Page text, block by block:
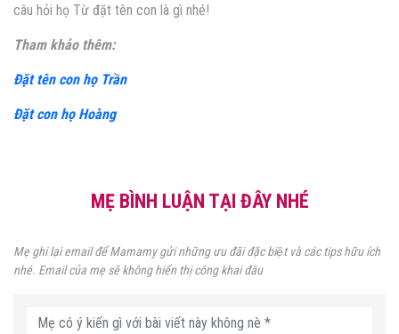
câu hỏi họ Từ đặt tên con là gì nhé!
Tham khảo thêm:
Đặt tên con họ Trần
Đặt con họ Hoàng
MẸ BÌNH LUẬN TẠI ĐÂY NHÉ
Mẹ ghi lại email để Mamamy gửi những ưu đãi đặc biệt và các tips hữu ích
nhé. Email của mẹ sẽ không hiển thị công khai đâu